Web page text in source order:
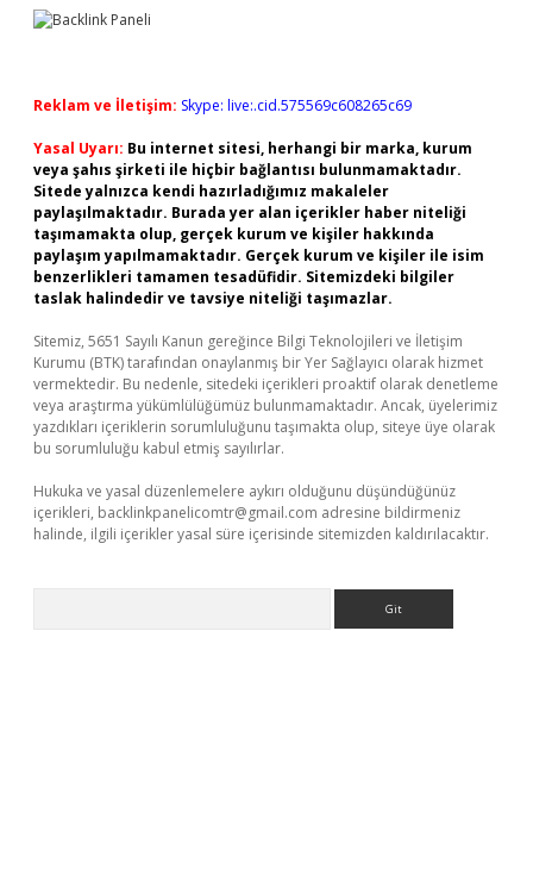
Reklam ve İletişim: Skype: live:.cid.575569c608265c69
Yasal Uyarı: Bu internet sitesi, herhangi bir marka, kurum
veya şahıs şirketi ile hiçbir bağlantısı bulunmamaktadır.
Sitede yalnızca kendi hazırladığımız makaleler
paylaşılmaktadır. Burada yer alan içerikler haber niteliği
taşımamakta olup, gerçek kurum ve kişiler hakkında
paylaşım yapılmamaktadır. Gerçek kurum ve kişiler ile isim
benzerlikleri tamamen tesadüfidir. Sitemizdeki bilgiler
taslak halindedir ve tavsiye niteliği taşımazlar.
Sitemiz, 5651 Sayılı Kanun gereğince Bilgi Teknolojileri ve İletişim
Kurumu (BTK) tarafından onaylanmış bir Yer Sağlayıcı olarak hizmet
vermektedir. Bu nedenle, sitedeki içerikleri proaktif olarak denetleme
veya araştırma yükümlülüğümüz bulunmamaktadır. Ancak, üyelerimiz
yazdıkları içeriklerin sorumluluğunu taşımakta olup, siteye üye olarak
bu sorumluluğu kabul etmiş sayılırlar.
Hukuka ve yasal düzenlemelere aykırı olduğunu düşündüğünüz
içerikleri, backlinkpanelicomtr@gmail.com adresine bildirmeniz
halinde, ilgili içerikler yasal süre içerisinde sitemizden kaldırılacaktır.